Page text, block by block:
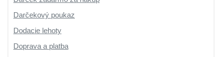
Darčekový poukaz
Dodacie lehoty
Doprava a platba